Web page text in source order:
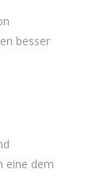
besser
eine dem